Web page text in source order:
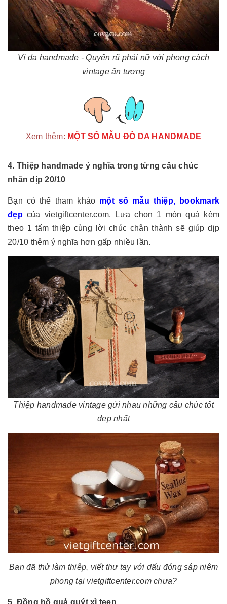
Ví da handmade - Quyến rũ phái nữ với phong cách
vintage ấn tượng
Xem thêm: MỘT SỐ MẪU ĐỒ DA HANDMADE
4. Thiệp handmade ý nghĩa trong từng câu chúc
nhân dịp 20/10
Bạn có thể tham khảo một số mẫu thiệp, bookmark
đẹpcủa vietgiftcenter.com. Lựa chọn 1 món quà kèm
theo 1 tấm thiệp cùng lời chúc chân thành sẽ giúp dịp
20/10 thêm ý nghĩa hơn gấp nhiều lần.
Thiệp handmade vintage gửi nhau những câu chúc tốt
đẹp nhất
Bạn đã thử làm thiệp, viết thư tay với dấu đóng sáp niêm
phong tại vietgiftcenter.com chưa?